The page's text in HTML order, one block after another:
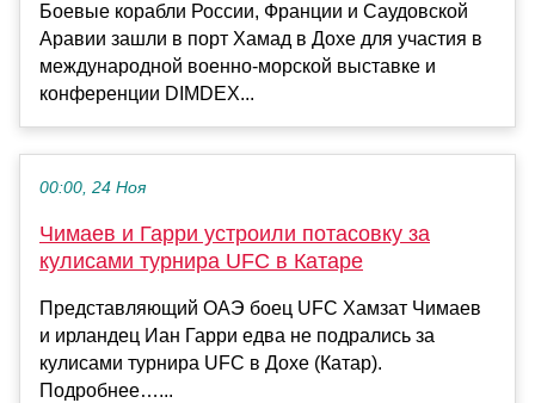
Боевые корабли России, Франции и Саудовской
Аравии зашли в порт Хамад в Дохе для участия в
международной военно-морской выставке и
конференции DIMDEX...
00:00, 24 Ноя
Чимаев и Гарри устроили потасовку за
кулисами турнира UFC в Катаре
Представляющий ОАЭ боец UFC Хамзат Чимаев
и ирландец Иан Гарри едва не подрались за
кулисами турнира UFC в Дохе (Катар).
Подробнее…...